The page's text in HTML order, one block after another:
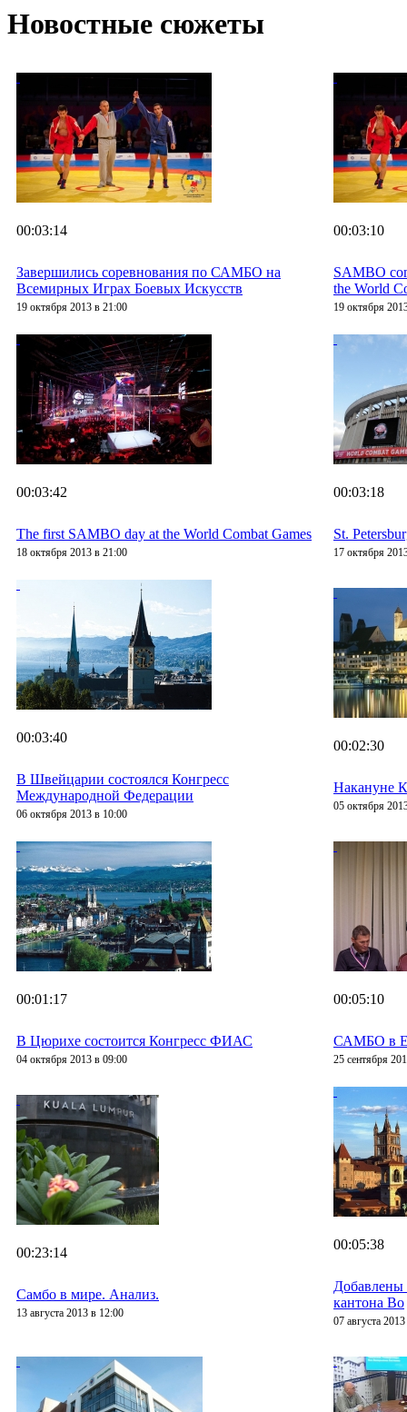
Новостные сюжеты
00:03:14
Завершились соревнования по САМБО на
Всемирных Играх Боевых Искусств
19 октября 2013 в 21:00
00:03:10
SAMBO
the World
19 октября
00:03:42
The first SAMBO day at the World Combat Games
18 октября 2013 в 21:00
00:03:18
St.
17 октября
00:03:40
В Швейцарии состоялся Конгресс
Международной Федерации
06 октября 2013 в 10:00
00:02:30
Накануне
05 октября
00:01:17
В Цюрихе состоится Конгресс ФИАС
04 октября 2013 в 09:00
00:05:10
САМБО в
25 сентября
00:23:14
Самбо в мире. Анализ.
13 августа 2013 в 12:00
00:05:38
кантона Во
07 августа